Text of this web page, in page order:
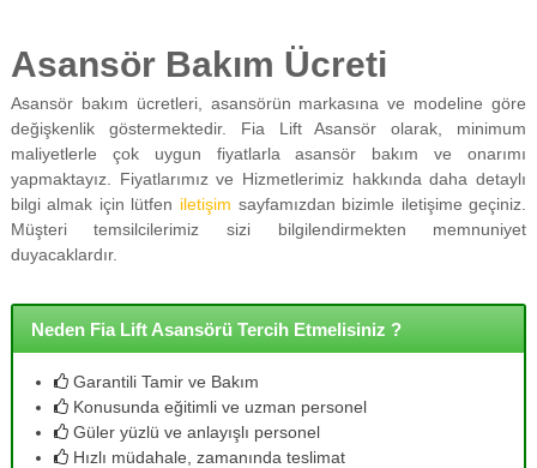
Asansör Bakım Ücreti
Asansör bakım ücretleri, asansörün markasına ve modeline göre
değişkenlik göstermektedir. Fia Lift Asansör olarak, minimum
maliyetlerle çok uygun fiyatlarla asansör bakım ve onarımı
yapmaktayız. Fiyatlarımız ve Hizmetlerimiz hakkında daha detaylı
bilgi almak için lütfen iletişim sayfamızdan bizimle iletişime geçiniz.
Müşteri temsilcilerimiz sizi bilgilendirmekten memnuniyet
duyacaklardır.
Neden Fia Lift Asansörü Tercih Etmelisiniz ?
Garantili Tamir ve Bakım
Konusunda eğitimli ve uzman personel
Güler yüzlü ve anlayışlı personel
Hızlı müdahale, zamanında teslimat